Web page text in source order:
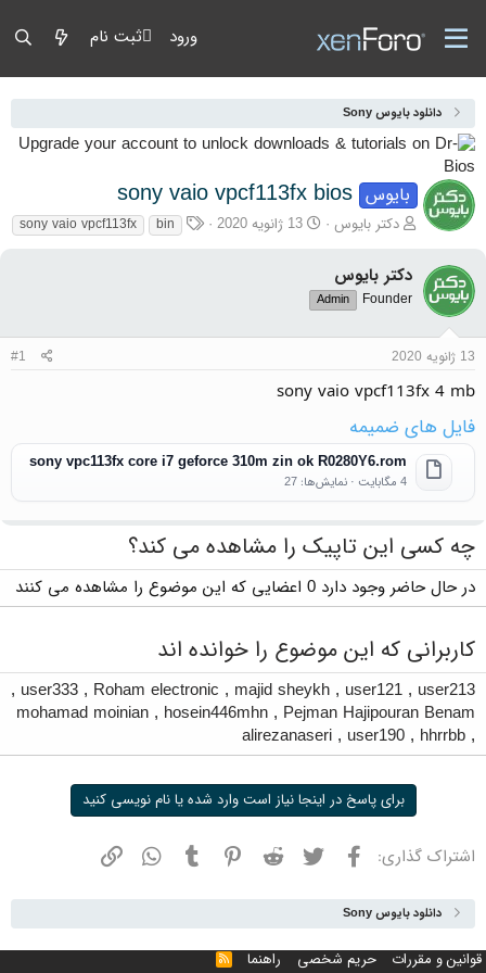
ورود ثبت نام
دانلود بایوس Sony
بایوس sony vaio vpcf113fx bios
آغازگر گفتمان
دکتر بایوس تاریخ شروع
13 ژانویه 2020 برچسب‌ها
bin
sony vaio vpcf113fx
دکتر بایوس
Founder
Admin
13 ژانویه 2020 #1
sony vaio vpcf113fx 4 mb
فایل های ضمیمه
sony vpc113fx core i7 geforce 310m zin ok R0280Y6.rom
4 مگابایت · نمایش‌ها: 27
چه کسی این تاپیک را مشاهده می کند؟
در حال حاضر وجود دارد 0 اعضایی که این موضوع را مشاهده می کنند
کاربرانی که این موضوع را خوانده اند
user213
,
user121
,
majid sheykh
,
Roham electronic
,
user333
,
Pejman Hajipouran Benam
,
hosein446mhn
,
mohamad moinian
,
hhrrbb
,
user190
,
alirezanaseri
برای پاسخ در اینجا نیاز است وارد شده یا نام نویسی کنید
اشتراک گذاری: فیسبوک توییتر ردیت پینترستتامبلر واتسپ
دانلود بایوس Sony
قوانین و مقررات حریم شخصی راهنما خوراک